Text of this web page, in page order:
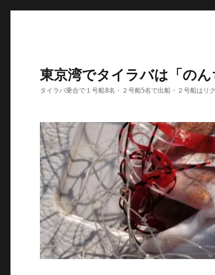
東京湾でタイラバは「の
タイラバ乗合で１号船8名・２号船5名で出船・２号船は